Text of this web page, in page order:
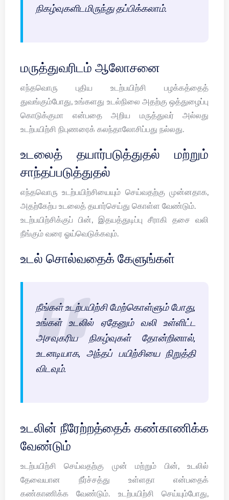
நிகழ்வுகளிடமிருந்து தப்பிக்கலாம்.
மருத்துவரிடம் ஆலோசனை
எந்தவொரு புதிய உடற்பயிற்சி பழக்கத்தைத்
துவங்கும்போது, உங்களது உடல்நிலை அதற்கு ஒத்துழைப்பு
கொடுக்குமா என்பதை அறிய மருத்துவர் அல்லது
உடற்பயிற்சி நிபுணரைக் கலந்தாலோசிப்பது நல்லது.
உடலைத் தயார்படுத்துதல் மற்றும்
சாந்தப்படுத்துதல்
எந்தவொரு உடற்பயிற்சியையும் செய்வதற்கு முன்னதாக,
அதற்கேற்ப உடலைத் தயார்செய்து கொள்ள வேண்டும்.
உடற்பயிற்சிக்குப் பின், இதயத்துடிப்பு சீராகி தசை வலி
நீங்கும் வரை ஓய்வெடுக்கவும்.
உடல் சொல்வதைக் கேளுங்கள்
நீங்கள் உடற்பயிற்சி மேற்கொள்ளும் போது,
உங்கள் உடலில் ஏதேனும் வலி உள்ளிட்ட
அசவுகரிய நிகழ்வுகள் தோன்றினால்,
உடனடியாக, அந்தப் பயிற்சியை நிறுத்தி
விடவும்.
உடலின் நீரேற்றத்தைக் கண்காணிக்க
வேண்டும்
உடற்பயிற்சி செய்வதற்கு முன் மற்றும் பின், உடலில்
தேவையான நீர்ச்சத்து உள்ளதா என்பதைக்
கண்காணிக்க வேண்டும். உடற்பயிற்சி செய்யும்போது,